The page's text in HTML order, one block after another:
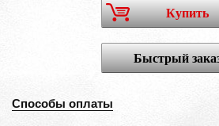
Купить
Быстрый
Способы оплаты